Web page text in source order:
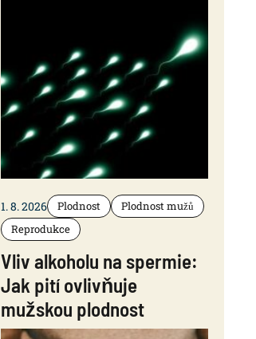
1. 8. 2026 Plodnost
Plodnost mužů
Reprodukce
Vliv alkoholu na spermie:
Jak pití ovlivňuje
mužskou plodnost